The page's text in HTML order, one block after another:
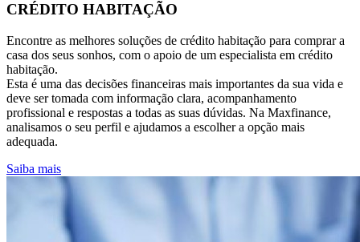
CRÉDITO HABITAÇÃO
Encontre as melhores soluções de crédito habitação para comprar a
casa dos seus sonhos, com o apoio de um especialista em crédito
habitação.
Esta é uma das decisões financeiras mais importantes da sua vida e
deve ser tomada com informação clara, acompanhamento
profissional e respostas a todas as suas dúvidas. Na Maxfinance,
analisamos o seu perfil e ajudamos a escolher a opção mais
adequada.
Saiba mais